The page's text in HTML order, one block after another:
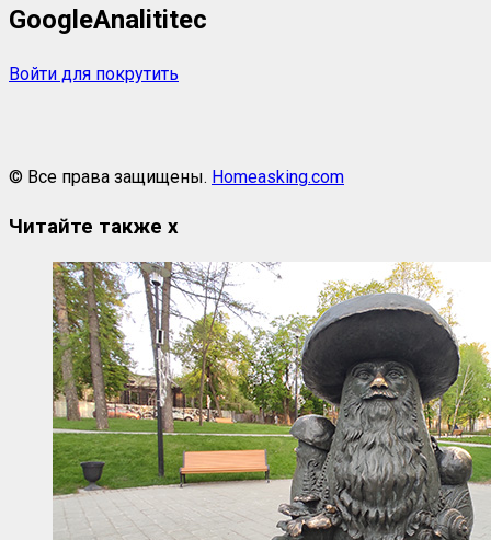
GoogleAnalititec
Войти для покрутить
© Все права защищены. Homeasking.com
Читайте также x